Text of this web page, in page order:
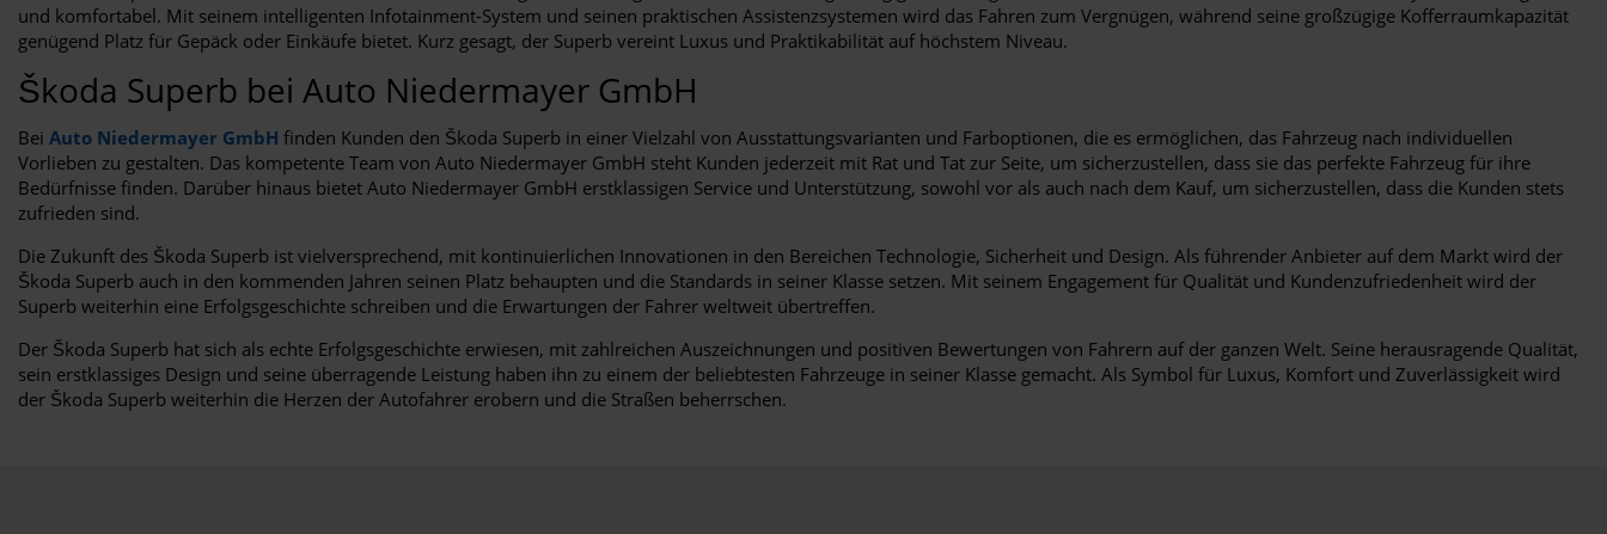
und komfortabel. Mit seinem intelligenten Infotainment-System und seinen praktischen Assistenzsystemen wird das Fahren zum Vergnügen, während seine großzügige Kofferraumkapazität
genügend Platz für Gepäck oder Einkäufe bietet. Kurz gesagt, der Superb vereint Luxus und Praktikabilität auf höchstem Niveau.
Škoda Superb bei Auto Niedermayer GmbH
Bei Auto Niedermayer GmbH finden Kunden den Škoda Superb in einer Vielzahl von Ausstattungsvarianten und Farboptionen, die es ermöglichen, das Fahrzeug nach individuellen
Vorlieben zu gestalten. Das kompetente Team von Auto Niedermayer GmbH steht Kunden jederzeit mit Rat und Tat zur Seite, um sicherzustellen, dass sie das perfekte Fahrzeug für ihre
Bedürfnisse finden. Darüber hinaus bietet Auto Niedermayer GmbH erstklassigen Service und Unterstützung, sowohl vor als auch nach dem Kauf, um sicherzustellen, dass die Kunden stets
zufrieden sind.
Die Zukunft des Škoda Superb ist vielversprechend, mit kontinuierlichen Innovationen in den Bereichen Technologie, Sicherheit und Design. Als führender Anbieter auf dem Markt wird der
Škoda Superb auch in den kommenden Jahren seinen Platz behaupten und die Standards in seiner Klasse setzen. Mit seinem Engagement für Qualität und Kundenzufriedenheit wird der
Superb weiterhin eine Erfolgsgeschichte schreiben und die Erwartungen der Fahrer weltweit übertreffen.
Der Škoda Superb hat sich als echte Erfolgsgeschichte erwiesen, mit zahlreichen Auszeichnungen und positiven Bewertungen von Fahrern auf der ganzen Welt. Seine herausragende Qualität,
sein erstklassiges Design und seine überragende Leistung haben ihn zu einem der beliebtesten Fahrzeuge in seiner Klasse gemacht. Als Symbol für Luxus, Komfort und Zuverlässigkeit wird
der Škoda Superb weiterhin die Herzen der Autofahrer erobern und die Straßen beherrschen.